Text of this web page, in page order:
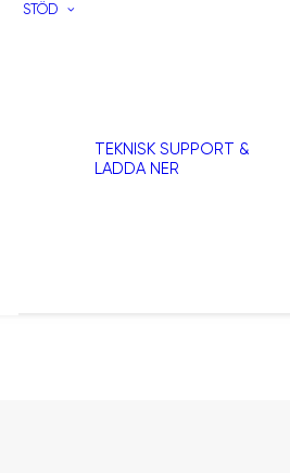
STÖD
TEKNISK SUPPORT &
LADDA NER